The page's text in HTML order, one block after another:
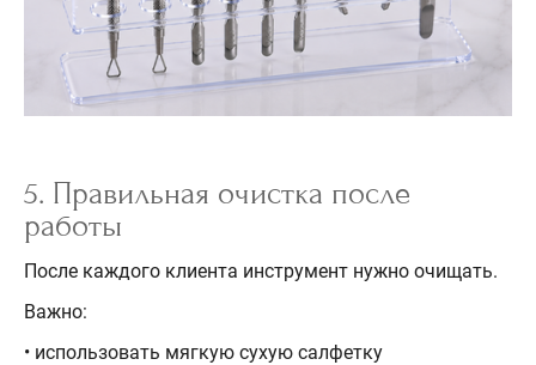
5. Правильная очистка после
работы
После каждого клиента инструмент нужно очищать.
Важно:
• использовать мягкую сухую салфетку